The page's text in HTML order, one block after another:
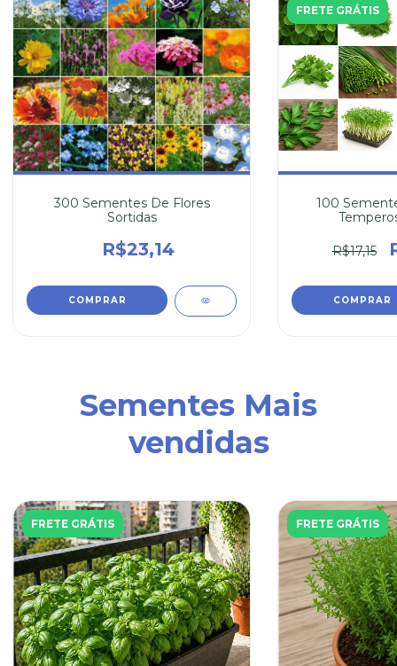
300 Sementes De Flores
Sortidas
R$23,14
FRETE GRÁTIS
100
R$17,15
Sementes Mais
vendidas
FRETE GRÁTIS FRETE GRÁTIS